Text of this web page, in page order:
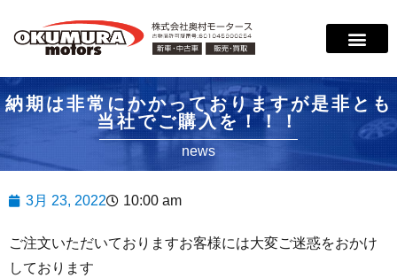
納期は非常にかかっておりますが是非とも
当社でご購入を！！！
news
3月 23, 2022 10:00 am
ご注文いただいておりますお客様には大変ご迷惑をおかけ
しております